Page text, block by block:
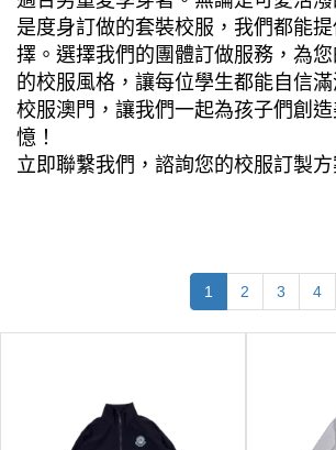
是度身訂做的套裝校服，我們都能
擇。選擇我們的團體訂做服務，為
的校服風格，讓每位學生都能自信
校服澳門，讓我們一起為孩子們創
憶！
立即聯繫我們，諮詢您的校服訂製方
1 2 3 4